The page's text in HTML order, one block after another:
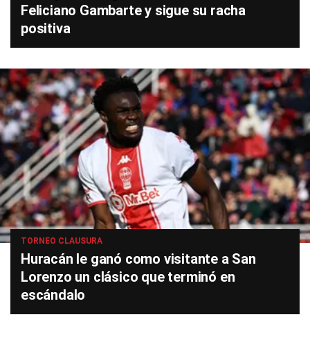
Feliciano Gambarte y sigue su racha
positiva
TORNEO CLAUSURA
Huracán le ganó como visitante a San
Lorenzo un clásico que terminó en
escándalo